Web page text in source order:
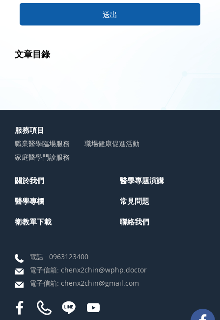
送出
文章目錄
服務項目
職業醫學臨場服務
職場健康促進活動
家庭醫學門診服務
關於我們 醫學專題演講
醫學專欄 常見問題
衛教單下載 聯絡我們
電話 : 0963123400
電子信箱: chenx2chin@wphp.doctor
電子信箱: chenx2chin@gmail.com